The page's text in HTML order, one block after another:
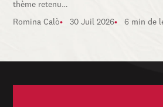
thème retenu…
Romina Calò 30 Juil 2026 6 min de